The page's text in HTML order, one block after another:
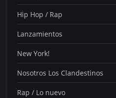
Hip Hop / Rap
Lanzamientos
New York!
Nosotros Los Clandestinos
Rap / Lo nuevo